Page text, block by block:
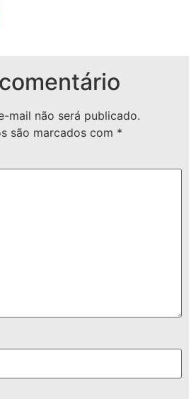
mail não será publicado.
são marcados com *